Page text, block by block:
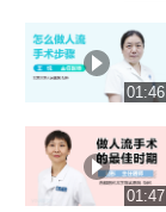
01:46
01:47